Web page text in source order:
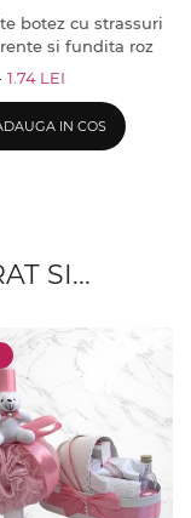
botez cu strassuri
si fundita roz
1.74 LEI
IN COS
SI...